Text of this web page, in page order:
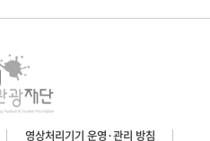
영상처리기기 운영·관리 방침